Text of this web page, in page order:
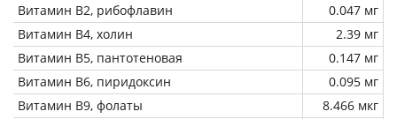
Витамин В2, рибофлавин
0.047 мг
Витамин В4, холин
2.39 мг
Витамин В5, пантотеновая
0.147 мг
Витамин В6, пиридоксин
0.095 мг
Витамин В9, фолаты
8.466 мкг